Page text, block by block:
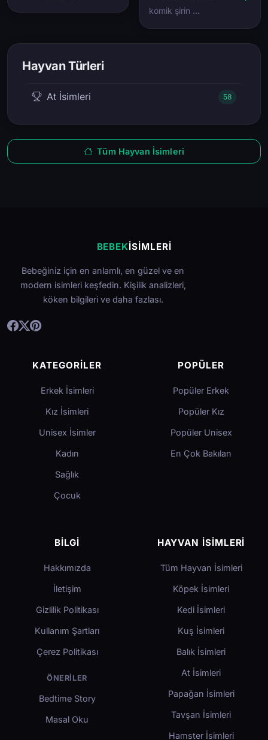
komik şirin …
Hayvan Türleri
At İsimleri 58
Tüm Hayvan İsimleri
BEBEKİSIMLERI
Bebeğiniz için en anlamlı, en güzel ve en
modern isimleri keşfedin. Kişilik analizleri,
köken bilgileri ve daha fazlası.
KATEGORILER
Erkek İsimleri
Kız İsimleri
Unisex İsimler
Kadın
Sağlık
Çocuk
POPÜLER
Popüler Erkek
Popüler Kız
Popüler Unisex
En Çok Bakılan
BILGI
Hakkımızda
İletişim
Gizlilik Politikası
Kullanım Şartları
Çerez Politikası
ÖNERILER
Bedtime Story
Masal Oku
HAYVAN İSIMLERI
Tüm Hayvan İsimleri
Köpek İsimleri
Kedi İsimleri
Kuş İsimleri
Balık İsimleri
At İsimleri
Papağan İsimleri
Tavşan İsimleri
Hamster İsimleri